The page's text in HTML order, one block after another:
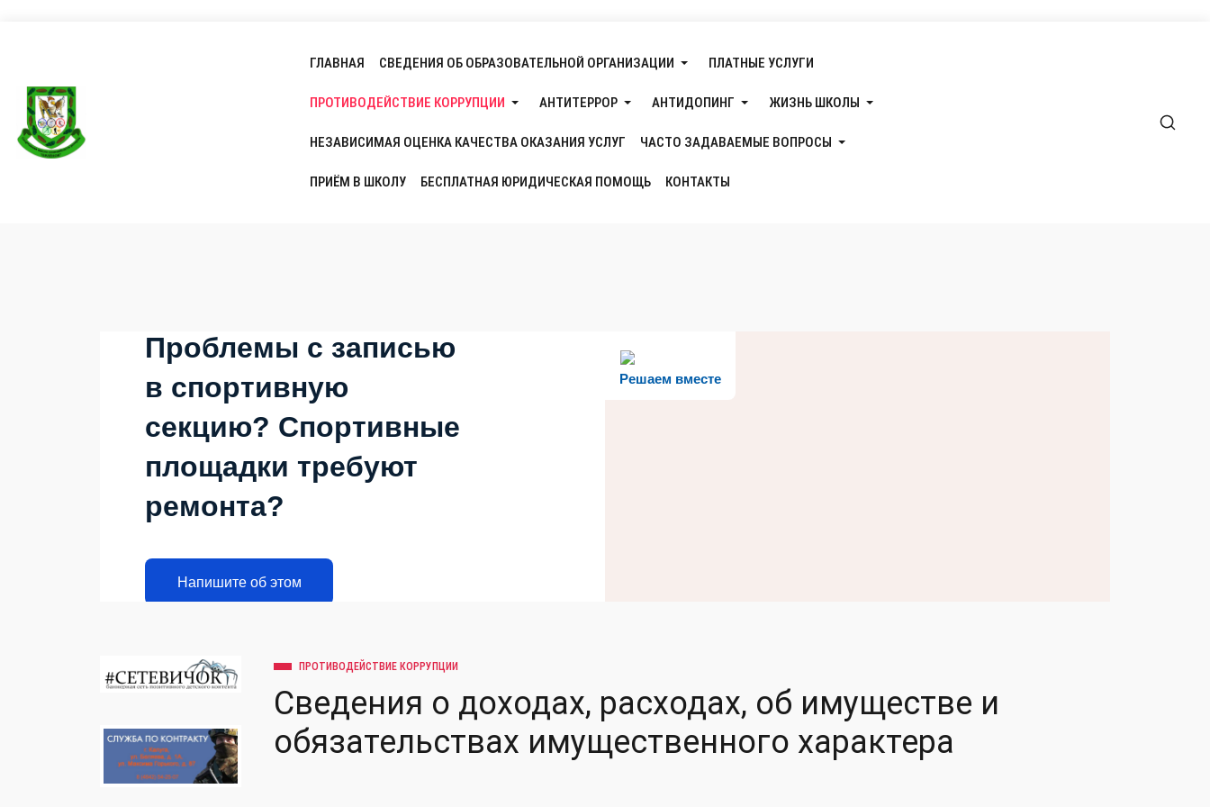
ГЛАВНАЯ СВЕДЕНИЯ ОБ ОБРАЗОВАТЕЛЬНОЙ ОРГАНИЗАЦИИ ПЛАТНЫЕ УСЛУГИ
ПРОТИВОДЕЙСТВИЕ КОРРУПЦИИ АНТИТЕРРОР АНТИДОПИНГ ЖИЗНЬ ШКОЛЫ
НЕЗАВИСИМАЯ ОЦЕНКА КАЧЕСТВА ОКАЗАНИЯ УСЛУГ ЧАСТО ЗАДАВАЕМЫЕ ВОПРОСЫ
ПРИЁМ В ШКОЛУ БЕСПЛАТНАЯ ЮРИДИЧЕСКАЯ ПОМОЩЬ КОНТАКТЫ
Решаем вместе
Проблемы с записью
в спортивную
секцию? Спортивные
площадки требуют
ремонта?
Напишите об этом
ПРОТИВОДЕЙСТВИЕ КОРРУПЦИИ
Сведения о доходах, расходах, об имуществе и
обязательствах имущественного характера